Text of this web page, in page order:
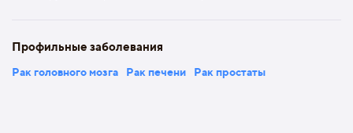
Профильные заболевания
Рак головного мозга Рак печени Рак простаты